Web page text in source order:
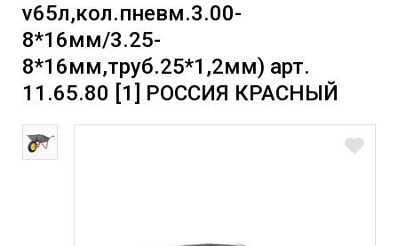
v65л,кол.пневм.3.00-
8*16мм/3.25-
8*16мм,труб.25*1,2мм) арт.
11.65.80 [1] РОССИЯ КРАСНЫЙ